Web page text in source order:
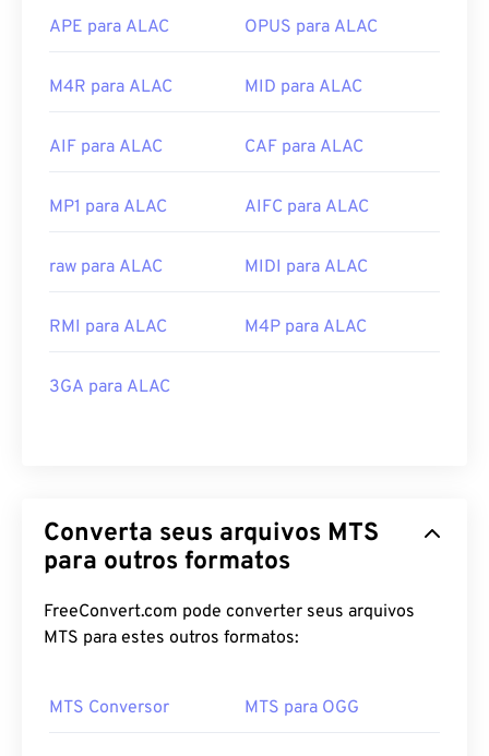
APE para ALAC OPUS para ALAC
M4R para ALAC MID para ALAC
AIF para ALAC CAF para ALAC
MP1 para ALAC AIFC para ALAC
raw para ALAC MIDI para ALAC
RMI para ALAC M4P para ALAC
3GA para ALAC
Converta seus arquivos MTS
para outros formatos
FreeConvert.com pode converter seus arquivos
MTS para estes outros formatos:
MTS Conversor MTS para OGG